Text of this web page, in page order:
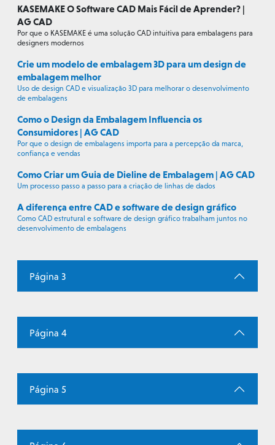
KASEMAKE O Software CAD Mais Fácil de Aprender? |
AG CAD
Por que o KASEMAKE é uma solução CAD intuitiva para embalagens para
designers modernos
Crie um modelo de embalagem 3D para um design de
embalagem melhor
Uso de design CAD e visualização 3D para melhorar o desenvolvimento
de embalagens
Como o Design da Embalagem Influencia os
Consumidores | AG CAD
Por que o design de embalagens importa para a percepção da marca,
confiança e vendas
Como Criar um Guia de Dieline de Embalagem | AG CAD
Um processo passo a passo para a criação de linhas de dados
A diferença entre CAD e software de design gráfico
Como CAD estrutural e software de design gráfico trabalham juntos no
desenvolvimento de embalagens
Página 3
Página 4
Página 5